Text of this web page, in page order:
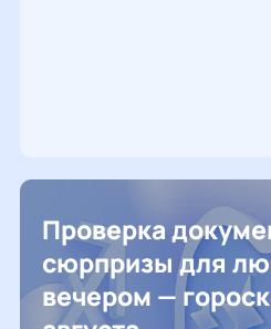
Проверка
сюрпризы для
вечером —